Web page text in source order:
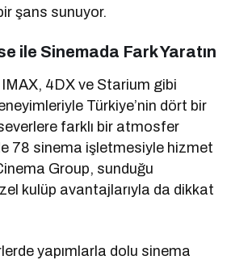
şans sunuyor.
ile Sinemada Fark Yaratın
4DX ve Starium gibi
Türkiye’nin dört bir
farklı bir atmosfer
78 sinema işletmesiyle hizmet
Group, sunduğu
kulüp avantajlarıyla da dikkat
yapımlarla dolu sinema